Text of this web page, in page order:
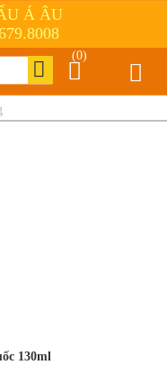
Á ÂU
(0)
130ml